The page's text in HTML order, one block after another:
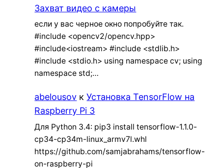
Захват видео с камеры
если у вас черное окно попробуйте так.
#include <opencv2/opencv.hpp>
#include<iostream> #include <stdlib.h>
#include <stdio.h> using namespace cv; using
namespace std;…
abelousov кУстановка TensorFlow на
Raspberry Pi 3
Для Python 3.4: pip3 install tensorflow-1.1.0-
cp34-cp34m-linux_armv7l.whl
https://github.com/samjabrahams/tensorflow-
on-raspberry-pi